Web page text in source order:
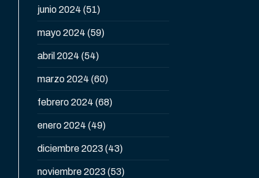
junio 2024 (51)
mayo 2024 (59)
abril 2024 (54)
marzo 2024 (60)
febrero 2024 (68)
enero 2024 (49)
diciembre 2023 (43)
noviembre 2023 (53)